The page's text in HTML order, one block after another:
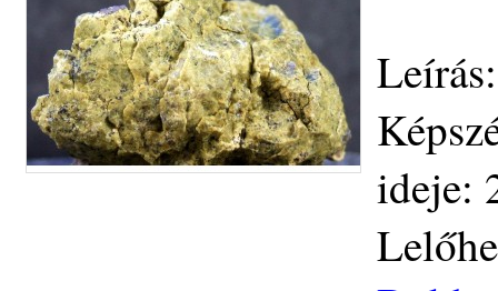
ideje: